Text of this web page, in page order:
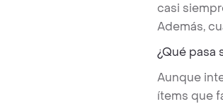
casi
Además,
¿Qué pasa
Aunque
ítems que